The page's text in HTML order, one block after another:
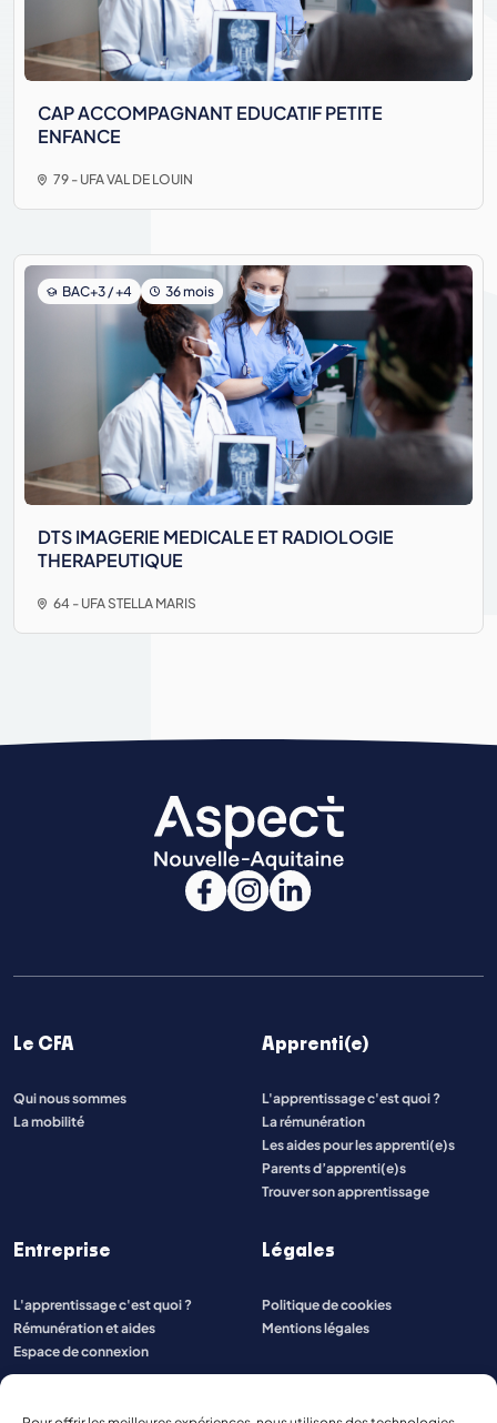
CAP ACCOMPAGNANT EDUCATIF PETITE
ENFANCE
79 - UFA VAL DE LOUIN
BAC+3 / +4 36 mois
DTS IMAGERIE MEDICALE ET RADIOLOGIE
THERAPEUTIQUE
64 - UFA STELLA MARIS
Le CFA
Qui nous sommes
La mobilité
Apprenti(e)
L'apprentissage c'est quoi ?
La rémunération
Les aides pour les apprenti(e)s
Parents d’apprenti(e)s
Trouver son apprentissage
Entreprise
L'apprentissage c'est quoi ?
Rémunération et aides
Espace de connexion
Légales
Politique de cookies
Mentions légales